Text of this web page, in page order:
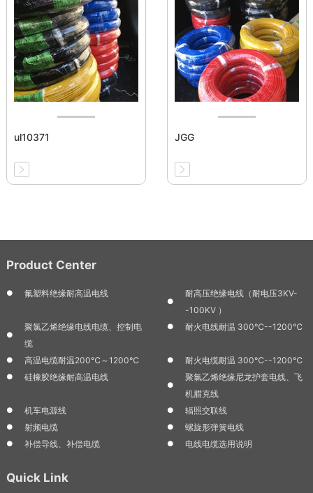
ul10371 JGG
Product Center
氟塑料绝缘耐高温电线
耐高压绝缘电线（耐电压3KV-
-100KV ）
聚氯乙烯绝缘电线电缆、控制电
缆
耐火电线耐温 300℃--1200℃
高温电缆耐温200℃～1200℃
耐火电缆耐温 300℃--1200℃
硅橡胶绝缘耐高温电线
聚氯乙烯绝缘尼龙护套电线、飞
机腊克线
机车电源线
辐照交联线
射频电缆
螺旋形弹簧电线
补偿导线、补偿电缆
电线电缆选用说明
Quick Link